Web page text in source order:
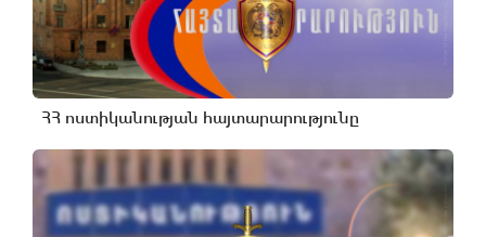
ՀՀ ոստիկանության հայտարարությունը